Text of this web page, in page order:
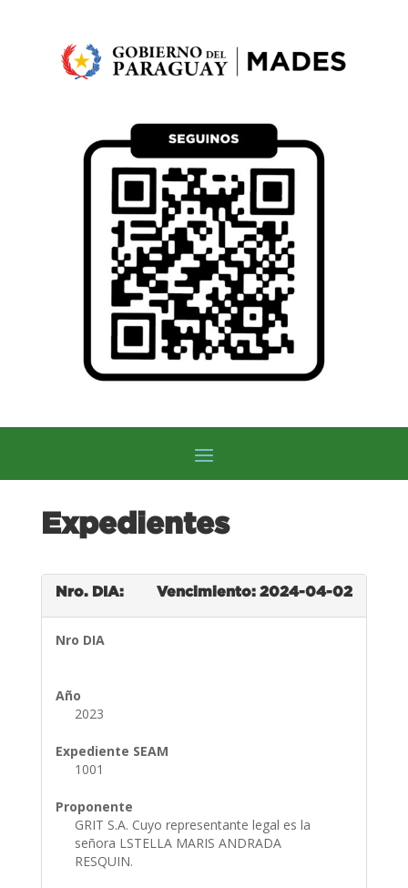
Expedientes
Nro. DIA: Vencimiento: 2024-04-02
Nro DIA
Año
2023
Expediente SEAM
1001
Proponente
GRIT S.A. Cuyo representante legal es la
señora LSTELLA MARIS ANDRADA
RESQUIN.